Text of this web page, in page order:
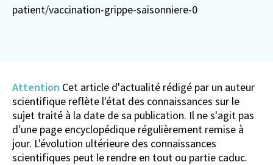
patient/vaccination-grippe-saisonniere-0
Attention Cet article d'actualité rédigé par un auteur
scientifique reflète l'état des connaissances sur le
sujet traité à la date de sa publication. Il ne s'agit pas
d'une page encyclopédique régulièrement remise à
jour. L'évolution ultérieure des connaissances
scientifiques peut le rendre en tout ou partie caduc.